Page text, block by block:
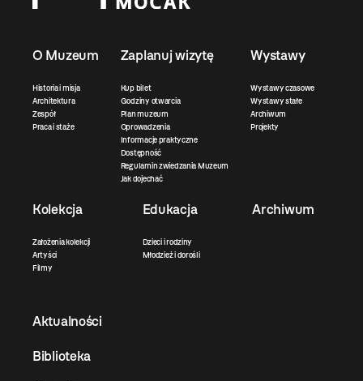
O Muzeum
Historia i misja
Architektura
Zespół
Praca i staże
Zaplanuj wizytę
Kup bilet
Godziny otwarcia
Plan muzeum
Oprowadzenia
Informacje praktyczne
Dostępność
Regulamin zwiedzania Muzeum
Jak dojechać
Wystawy
Wystawy czasowe
Wystawy stałe
Archiwum
Projekty
Kolekcja
Założenia kolekcji
Artyści
Filmy
Edukacja
Dzieci i rodziny
Młodzież i dorośli
Archiwum
Aktualności
Biblioteka